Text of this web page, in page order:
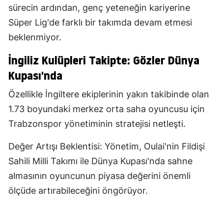
sürecin ardından, genç yeteneğin kariyerine
Süper Lig'de farklı bir takımda devam etmesi
beklenmiyor.
İngiliz Kulüpleri Takipte: Gözler Dünya
Kupası'nda
Özellikle İngiltere ekiplerinin yakın takibinde olan
1.73 boyundaki merkez orta saha oyuncusu için
Trabzonspor yönetiminin stratejisi netleşti.
Değer Artışı Beklentisi: Yönetim, Oulai'nin Fildişi
Sahili Milli Takımı ile Dünya Kupası'nda sahne
almasının oyuncunun piyasa değerini önemli
ölçüde artırabileceğini öngörüyor.